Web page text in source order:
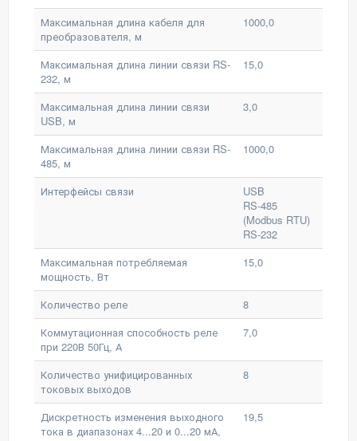
Максимальная длина кабеля для
преобразователя, м
1000,0
Максимальная длина линии связи RS-
232, м
15,0
Максимальная длина линии связи
USB, м
3,0
Максимальная длина линии связи RS-
485, м
1000,0
Интерфейсы связи
USB
RS-485
(Modbus RTU)
RS-232
Максимальная потребляемая
мощность, Вт
15,0
Количество реле
8
Коммутационная способность реле
при 220В 50Гц, А
7,0
Количество унифицированных
токовых выходов
8
Дискретность изменения выходного
тока в диапазонах 4...20 и 0...20 мА,
19,5